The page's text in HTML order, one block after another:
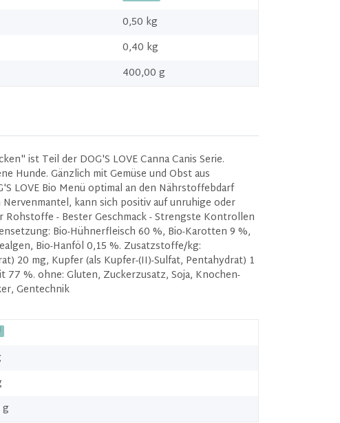
0,50 kg
0,40 kg
400,00 g
ist Teil der DOG'S LOVE Canna Canis Serie.
Hunde. Gänzlich mit Gemüse und Obst aus
LOVE Bio Menü optimal an den Nährstoffebdarf
kann sich positiv auf unruhige oder
- Bester Geschmack - Strengste Kontrollen
Bio-Hühnerfleisch 60 %, Bio-Karotten 9 %,
Bio-Hanföl 0,15 %. Zusatzstoffe/kg:
20 mg, Kupfer (als Kupfer-(II)-Sulfat, Pentahydrat) 1
%. ohne: Gluten, Zuckerzusatz, Soja, Knochen-
Gentechnik
g